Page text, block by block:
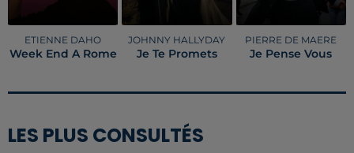
ETIENNE DAHO
Week End A Rome
JOHNNY HALLYDAY
Je Te Promets
PIERRE DE MAERE
Je Pense Vous
LES PLUS CONSULTÉS